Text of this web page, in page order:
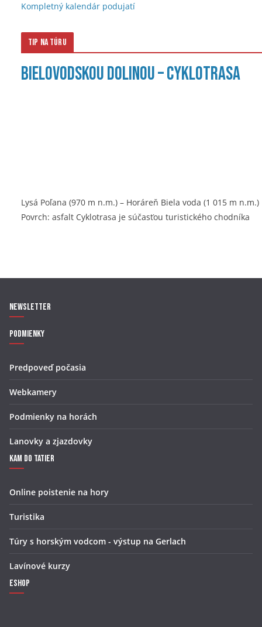
Kompletný kalendár podujatí
Tip na túru
Bielovodskou dolinou – cyklotrasa
Lysá Poľana (970 m n.m.) – Horáreň Biela voda (1 015 m n.m.)
Povrch: asfalt Cyklotrasa je súčasťou turistického chodníka
Newsletter
Podmienky
Predpoveď počasia
Webkamery
Podmienky na horách
Lanovky a zjazdovky
Kam do Tatier
Online poistenie na hory
Turistika
Túry s horským vodcom - výstup na Gerlach
Lavínové kurzy
Eshop